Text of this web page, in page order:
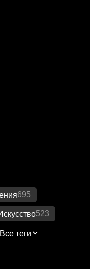
695
523
Все теги